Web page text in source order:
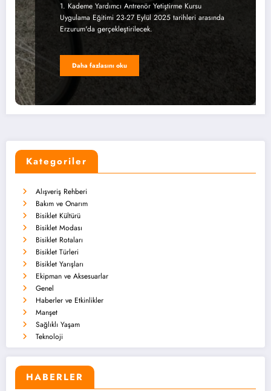
1. Kademe Yardımcı Antrenör Yetiştirme Kursu
Uygulama Eğitimi 23-27 Eylül 2025 tarihleri arasında
Erzurum'da gerçekleştirilecek.
Daha fazlasını oku
Kategoriler
Alışveriş Rehberi
Bakım ve Onarım
Bisiklet Kültürü
Bisiklet Modası
Bisiklet Rotaları
Bisiklet Türleri
Bisiklet Yarışları
Ekipman ve Aksesuarlar
Genel
Haberler ve Etkinlikler
Manşet
Sağlıklı Yaşam
Teknoloji
HABERLER